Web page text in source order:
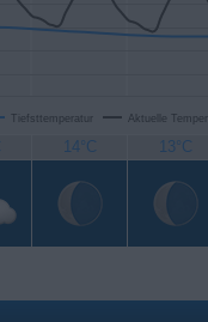
Tiefsttemperatur Aktuelle
14°C 13°C